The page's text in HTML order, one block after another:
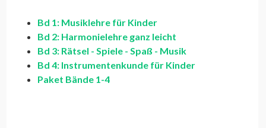
Bd 1: Musiklehre für Kinder
Bd 2: Harmonielehre ganz leicht
Bd 3: Rätsel - Spiele - Spaß - Musik
Bd 4: Instrumentenkunde für Kinder
Paket Bände 1-4